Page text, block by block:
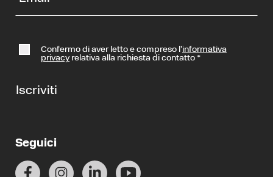
Confermo di aver letto e compreso l’informativa
privacyrelativa alla richiesta di contatto *
Iscriviti
Seguici